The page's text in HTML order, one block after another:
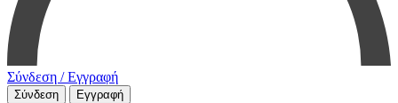
Σύνδεση / Εγγραφή
Σύνδεση Εγγραφή